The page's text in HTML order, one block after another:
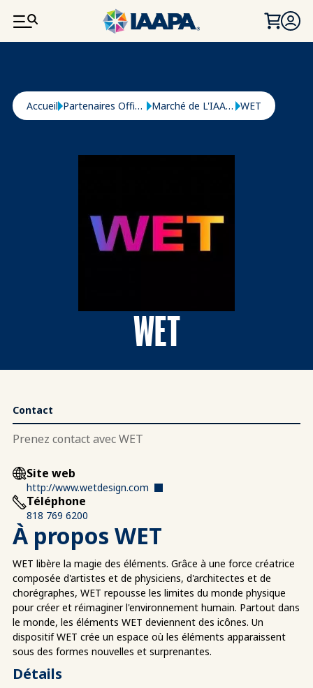
ALLER AU CONTENU PRINCIPAL
Fil d'Ariane
Accueil Partenaires Officiels Marché de L'IAAPA WET
WET
Contact
Prenez contact avec WET
Site web
http://www.wetdesign.com
Téléphone
818 769 6200
À propos WET
WET libère la magie des éléments. Grâce à une force créatrice
composée d'artistes et de physiciens, d'architectes et de
chorégraphes, WET repousse les limites du monde physique
pour créer et réimaginer l'environnement humain. Partout dans
le monde, les éléments WET deviennent des icônes. Un
dispositif WET crée un espace où les éléments apparaissent
sous des formes nouvelles et surprenantes.
Détails